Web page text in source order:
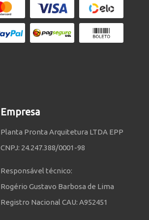
Empresa
Planta Pronta Arquitetura LTDA EPP
CNPJ: 24.247.388/0001-98
Responsável técnico:
Rogério Gustavo Barbosa de Lima
Registro Nacional CAU: A952451